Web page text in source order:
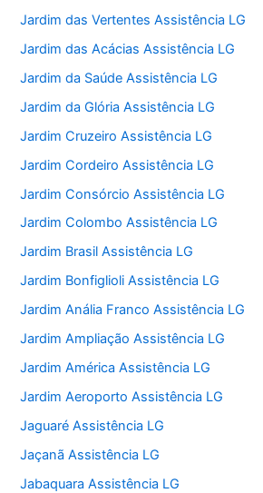
Jardim das Vertentes Assistência LG
Jardim das Acácias Assistência LG
Jardim da Saúde Assistência LG
Jardim da Glória Assistência LG
Jardim Cruzeiro Assistência LG
Jardim Cordeiro Assistência LG
Jardim Consórcio Assistência LG
Jardim Colombo Assistência LG
Jardim Brasil Assistência LG
Jardim Bonfiglioli Assistência LG
Jardim Anália Franco Assistência LG
Jardim Ampliação Assistência LG
Jardim América Assistência LG
Jardim Aeroporto Assistência LG
Jaguaré Assistência LG
Jaçanã Assistência LG
Jabaquara Assistência LG